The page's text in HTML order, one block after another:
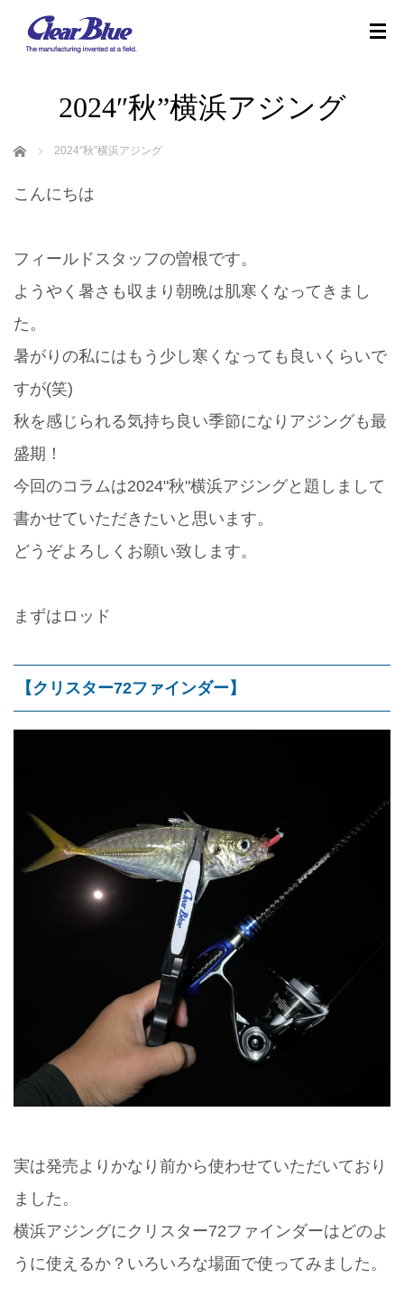
2024″秋”横浜アジング
ホーム 2024″秋”横浜アジング
こんにちは
フィールドスタッフの曽根です。
ようやく暑さも収まり朝晩は肌寒くなってきまし
た。
暑がりの私にはもう少し寒くなっても良いくらいで
すが(笑)
秋を感じられる気持ち良い季節になりアジングも最
盛期！
今回のコラムは2024"秋"横浜アジングと題しまして
書かせていただきたいと思います。
どうぞよろしくお願い致します。
まずはロッド
【クリスター72ファインダー】
実は発売よりかなり前から使わせていただいており
ました。
横浜アジングにクリスター72ファインダーはどのよ
うに使えるか？いろいろな場面で使ってみました。